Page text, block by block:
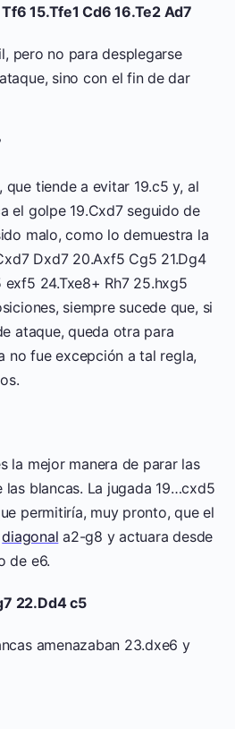
15.Tfe1 Cd6 16.Te2 Ad7
pero no para desplegarse
sino con el fin de dar
que tiende a evitar 19.c5 y, al
el golpe 19.Cxd7 seguido de
malo, como lo demuestra la
Dxd7 20.Axf5 Cg5 21.Dg4
24.Txe8+ Rh7 25.hxg5
siempre sucede que, si
ataque, queda otra para
no fue excepción a tal regla,
la mejor manera de parar las
las blancas. La jugada 19…cxd5
permitiría, muy pronto, que el
diagonal a2-g8 y actuara desde
de e6.
22.Dd4 c5
amenazaban 23.dxe6 y